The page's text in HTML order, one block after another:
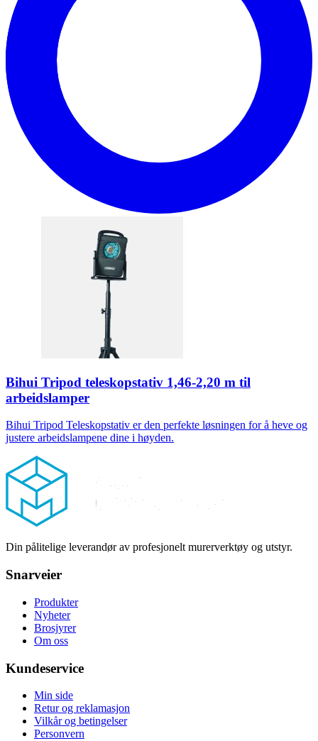
Bihui Tripod teleskopstativ 1,46-2,20 m til
arbeidslamper
Bihui Tripod Teleskopstativ er den perfekte løsningen for å heve og
justere arbeidslampene dine i høyden.
Footer
Din pålitelige leverandør av profesjonelt murerverktøy og utstyr.
Snarveier
Produkter
Nyheter
Brosjyrer
Om oss
Kundeservice
Min side
Retur og reklamasjon
Vilkår og betingelser
Personvern